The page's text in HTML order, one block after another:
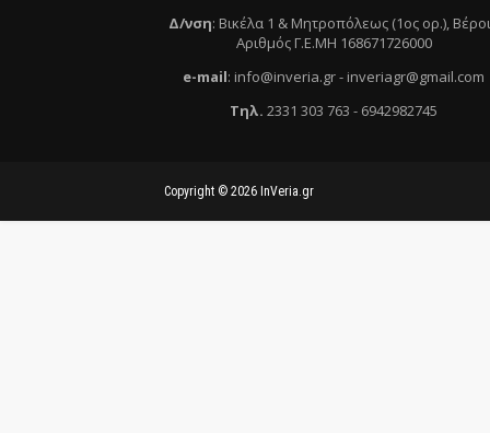
Δ/νση: Βικέλα 1 & Μητροπόλεως (1ος ορ.),
Αριθμός Γ.Ε.ΜΗ 168671726000
e-mail: info@inveria.gr- inveriagr@gmail.com
Τηλ. 2331 303 763 - 6942982745
Copyright © 2026 InVeria.gr